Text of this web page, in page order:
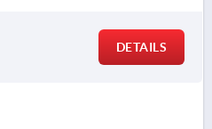
DETAILS